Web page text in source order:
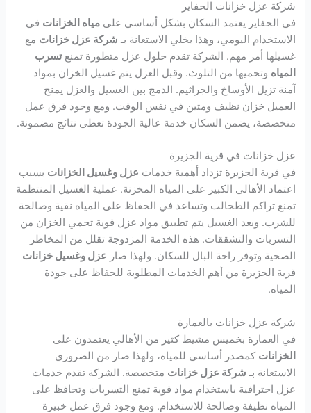
شركة عزل خزانات الحفاير
في الحفاير يعتمد السكان بشكل أساسي علىمياه الخزانات في
الاستخدام اليومي، وهذا يخلي الاستعانة بـ شركة عزل خزانات مع
غسيلها أمر مهم. الشركة تقدم حلول عزل متطورة تمنعتسرب
المياه وتحميها من التلوث. وقبل العزل يتم غسيل الخزان بمواد
آمنة تزيل الأوساخ والجراثيم. الدمج بين الغسيل والعزل يمنح
العميل خزان نظيف ومتين في نفس الوقت. ومع وجود فرق عمل
متخصصة، يضمن السكان خدمة عالية الجودة تعطي نتائج مضمونة.
عزل خزانات في قرية الجزيرة
في قرية الجزيرة تزداد أهمية خدمات عزل وغسيل الخزانات بسبب
اعتماد الأهالي الكبير على المياه المخزنة. عملية الغسيل المنتظمة
تمنع تراكم الطحالب وتساعد في الحفاظ على المياه نقية وصالحة
للشرب. وبعد الغسيل يتم تطبيق مواد عزل قوية تحمي الخزان من
التسربات والتشققات. هذه الخدمة المزدوجة تقلل من المخاطر
الصحية وتوفر راحة البال للسكان. ولهذا صار عزل وغسيل خزانات
قرية الجزيرة من أهم الخدمات المطلوبة للحفاظ على جودة
المياه.
شركة عزل خزانات بالعمارة
في العمارة بخميس مشيط كثير من الأهالي يعتمدون على
الخزانات كمصدر أساسي للمياه، ولهذا صار من الضروري
الاستعانة بـ شركة عزل خزانات متخصصة. الشركة تقدم خدمات
عزل احترافية باستخدام مواد قوية تمنع التسربات وتحافظ على
المياه نظيفة وصالحة للاستخدام. ومع وجود فرق عمل خبيرة